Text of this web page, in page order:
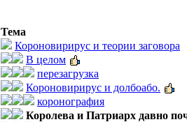
Тема
Короновирирус и теории заговора
В целом
перезагрузка
Короновирирус и долбоабо.
коронография
Королева и Патриарх давно